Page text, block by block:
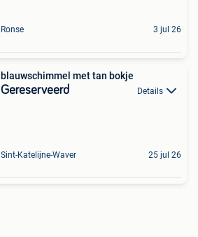
Ronse 3 jul 26
blauwschimmel met tan bokje
Gereserveerd Details
Sint-Katelijne-Waver 25 jul 26